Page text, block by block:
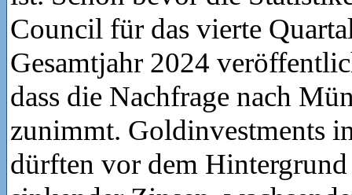
Council für das vierte
Gesamtjahr 2024
dass die Nachfrage nach
zunimmt. Goldinvestments
dürften vor dem